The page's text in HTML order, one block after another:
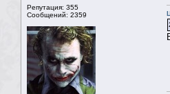
Репутация: 355
Сообщений: 2359